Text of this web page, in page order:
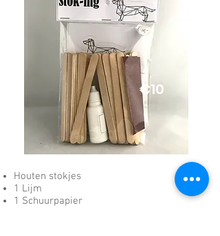
Houten stokjes
1 Lijm
1 Schuurpapier
€10